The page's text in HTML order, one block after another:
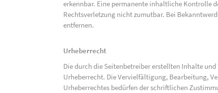
erkennbar. Eine permanente inhaltliche Kontrolle
Rechtsverletzung nicht zumutbar. Bei
entfernen.
Urheberrecht
Die durch die Seitenbetreiber erstellten Inhalte
Urheberrecht. Die Vervielfältigung, Bearbeitung,
Urheberrechtes bedürfen der schriftlichen